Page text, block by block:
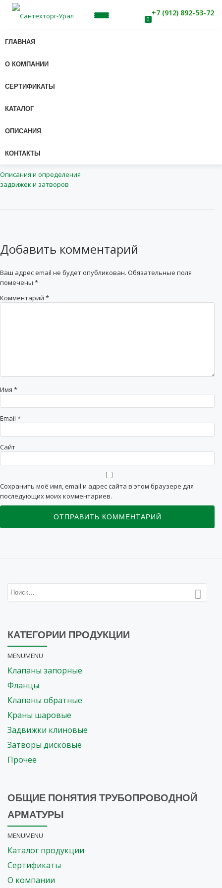
содержанию
МОБИЛЬНАЯ
ГЛАВНАЯ
О КОМПАНИИ
СЕРТИФИКАТЫ
КАТАЛОГ
ОПИСАНИЯ
КОНТАКТЫ
0
+7 (912) 892-53-72
ZATVOR_POVOROTNYI_DISKOVYI
Описания и определения
задвижек и затворов
Добавить комментарий
Ваш адрес email не будет опубликован. Обязательные поля
помечены *
Комментарий *
Имя *
Email *
Сайт
Сохранить моё имя, email и адрес сайта в этом браузере для
последующих моих комментариев.
КАТЕГОРИИ ПРОДУКЦИИ
MENUMENU
Клапаны запорные
Клапаны обратные
Краны шаровые
Задвижки клиновые
Затворы дисковые
Прочее
ОБЩИЕ ПОНЯТИЯ ТРУБОПРОВОДНОЙ
АРМАТУРЫ
MENUMENU
Каталог продукции
Сертификаты
О компании